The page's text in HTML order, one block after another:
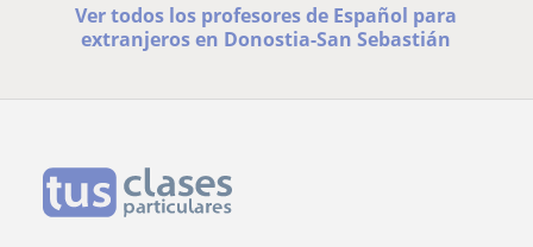
Ver todos los profesores de Español para
extranjeros en Donostia-San Sebastián